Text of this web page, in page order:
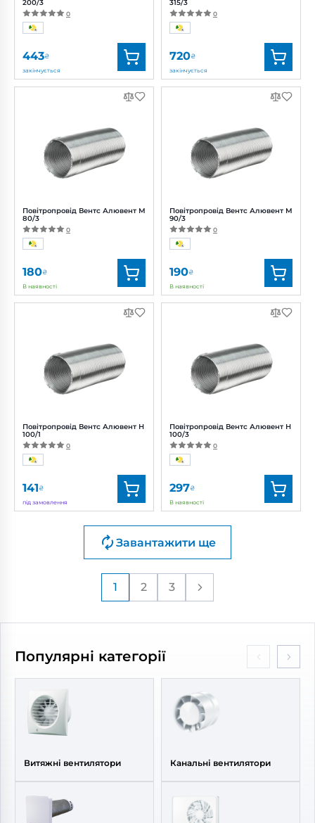
200/3
0
443₴
закінчується
Вентс
200 мм
315/3
0
720₴
закінчується
Вентс
315 мм
Повітропровід Вентс Алювент М
80/3
0
180₴
В наявності
Вентс
80 мм
Повітропровід Вентс Алювент М
90/3
0
190₴
В наявності
Вентс
90 мм
Повітропровід Вентс Алювент Н
100/1
0
141₴
під замовлення
Вентс
0000219498
100 мм
Повітропровід Вентс Алювент Н
100/3
0
297₴
В наявності
Бренд:
Артикул:
Діаметр:
Завантажити ще
1 2 3
Популярні категорії
Витяжні вентилятори Канальні вентилятори